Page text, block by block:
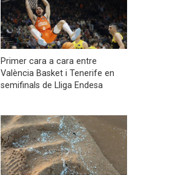
Primer cara a cara entre
València Basket i Tenerife en
semifinals de Lliga Endesa